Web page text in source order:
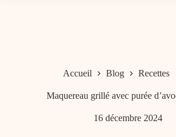
Accueil Blog Recettes
Maquereau grillé avec purée
16 décembre 2024